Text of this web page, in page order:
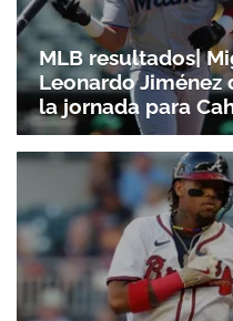
MLB resultados|
Leonardo Jiménez
la jornada para